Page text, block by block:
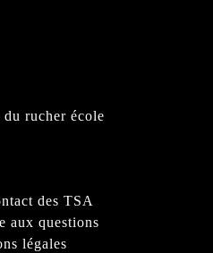
du rucher école
des TSA
aux questions
légales